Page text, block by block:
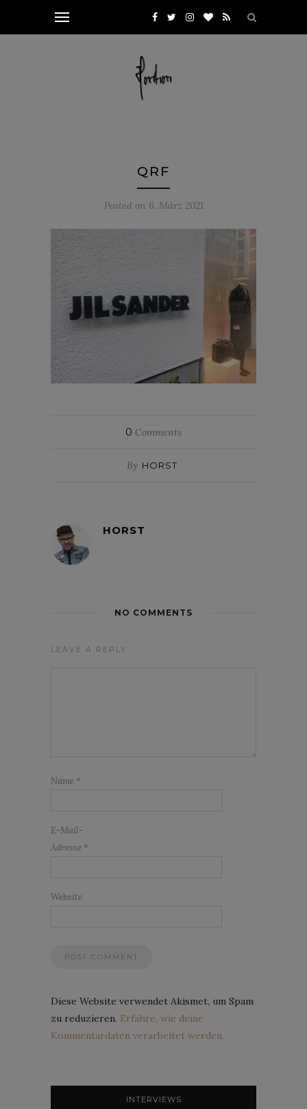
QRF
Posted on 6. März 2021
0 Comments
By HORST
HORST
NO COMMENTS
LEAVE A REPLY
Name *
E-Mail-
Adresse *
Website
Diese Website verwendet Akismet, um Spam
zu reduzieren. Erfahre, wie deine
Kommentardaten verarbeitet werden.
INTERVIEWS